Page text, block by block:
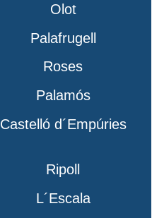
Olot
Palafrugell
Roses
Palamós
Castelló d´Empúries
Ripoll
L´Escala